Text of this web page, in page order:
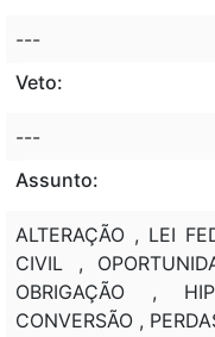
---
Veto:
---
Assunto:
ALTERAÇÃO , LEI
CIVIL ,
OBRIGAÇÃO ,
CONVERSÃO ,